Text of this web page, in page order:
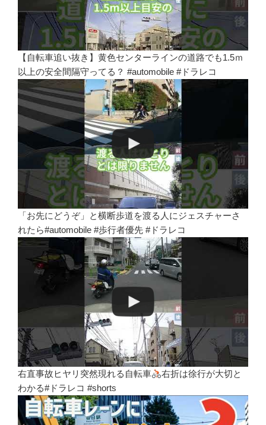
【自転車追い抜き】黄色センターラインの道路でも1.5ｍ
以上の安全間隔守ってる？ #automobile #ドラレコ
「お先にどうぞ」と横断歩道を渡る人にジェスチャーさ
れたら#automobile #歩行者優先 #ドラレコ
右直事故ヒヤリ突然現れる自転車
右折は徐行が大切と
わかる#ドラレコ #shorts